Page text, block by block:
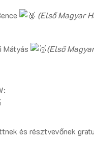
(Első Magyar
Mátyás
(Első
és résztvevőnek